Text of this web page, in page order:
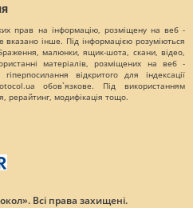
прав на інформацію, розміщену на веб -
вказано інше. Під інформацією розуміються
малюнки, ящик-шота, скани, відео,
матеріалів, розміщених на веб -
відкритого для індексації
обов`язкове. Під використанням
рерайтинг, модифікація тощо.
Всі права захищені.